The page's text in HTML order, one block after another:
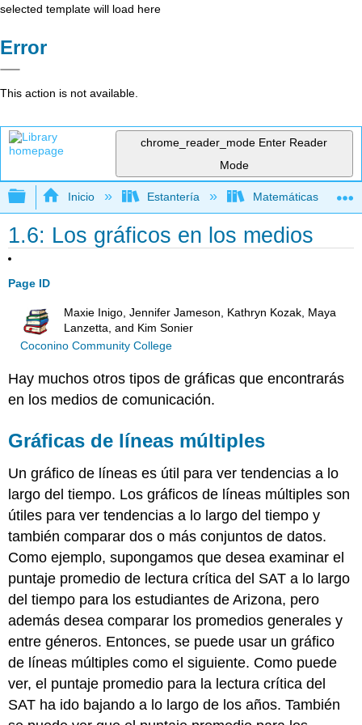
selected template will load here
Error
This action is not available.
chrome_reader_mode Enter Reader
Mode
Expandir/contraer jerarquía global
Inicio Estantería Matemáticas
1.6: Los gráficos en los medios
Page ID
Maxie Inigo, Jennifer Jameson, Kathryn Kozak, Maya
Lanzetta, and Kim Sonier
Coconino Community College
Hay muchos otros tipos de gráficas que encontrarás
en los medios de comunicación.
Gráficas de líneas múltiples
Un gráfico de líneas es útil para ver tendencias a lo
largo del tiempo. Los gráficos de líneas múltiples son
útiles para ver tendencias a lo largo del tiempo y
también comparar dos o más conjuntos de datos.
Como ejemplo, supongamos que desea examinar el
puntaje promedio de lectura crítica del SAT a lo largo
del tiempo para los estudiantes de Arizona, pero
además desea comparar los promedios generales y
entre géneros. Entonces, se puede usar un gráfico
de líneas múltiples como el siguiente. Como puede
ver, el puntaje promedio para la lectura crítica del
SAT ha ido bajando a lo largo de los años. También